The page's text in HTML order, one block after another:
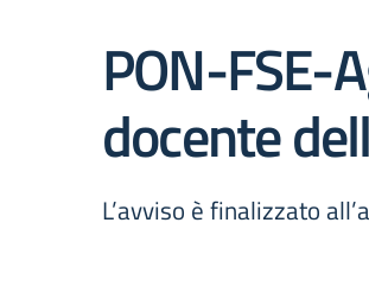
PON-FSE-
docente
L’avviso è finalizzato